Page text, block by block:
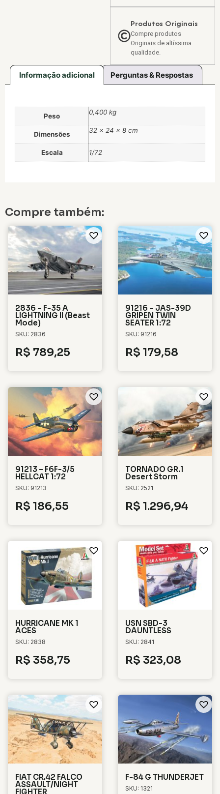
Produtos Originais
Compre produtos
Originais de altíssima
qualidade.
Informação adicional Perguntas & Respostas
Peso 0,400 kg
Dimensões 32 × 24 × 8 cm
Escala 1/72
Compre também:
2836 – F-35 A
LIGHTNING II (Beast
Mode)
SKU: 2836
R$ 789,25
91216 – JAS-39D
GRIPEN TWIN
SEATER 1:72
SKU: 91216
R$ 179,58
91213 – F6F-3/5
HELLCAT 1:72
SKU: 91213
R$ 186,55
TORNADO GR.1
Desert Storm
SKU: 2521
R$ 1.296,94
HURRICANE MK 1
ACES
SKU: 2838
R$ 358,75
USN SBD-3
DAUNTLESS
SKU: 2841
R$ 323,08
FIAT CR.42 FALCO
ASSAULT/NIGHT
FIGHTER
F-84 G THUNDERJET
SKU: 1321